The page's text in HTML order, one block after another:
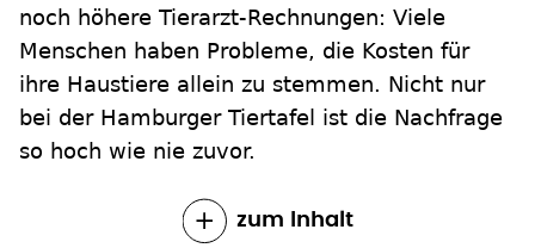
noch höhere Tierarzt-Rechnungen: Viele
Menschen haben Probleme, die Kosten für
ihre Haustiere allein zu stemmen. Nicht nur
bei der Hamburger Tiertafel ist die Nachfrage
so hoch wie nie zuvor.
zum Inhalt